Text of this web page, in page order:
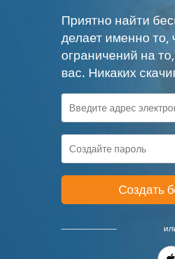
Приятно найти
делает именно
ограничений на
вас. Никаких
Создать